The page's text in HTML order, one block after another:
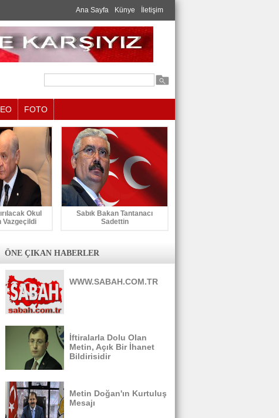
Ana Sayfa Künye İletişim
FOTO
Okul
Vazgeçildi
Sabık Bakan Tantanacı
Sadettin
ÖNE ÇIKAN HABERLER
WWW.SABAH.COM.TR
İftiralarla Dolu Olan
Metin, Açık Bir İhanet
Bildirisidir
Metin Doğan'ın Kurtuluş
Mesajı